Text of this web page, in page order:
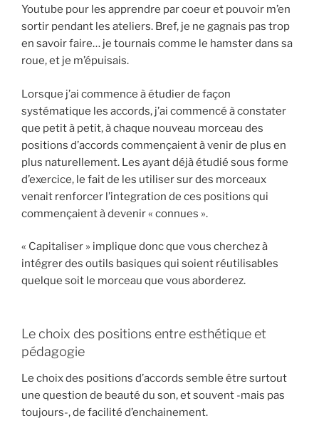
Youtube pour les apprendre par coeur et pouvoir m’en
sortir pendant les ateliers. Bref, je ne gagnais pas trop
en savoir faire… je tournais comme le hamster dans sa
roue, et je m’épuisais.
Lorsque j’ai commence à étudier de façon
systématique les accords, j’ai commencé à constater
que petit à petit, à chaque nouveau morceau des
positions d’accords commençaient à venir de plus en
plus naturellement. Les ayant déjà étudié sous forme
d’exercice, le fait de les utiliser sur des morceaux
venait renforcer l’integration de ces positions qui
commençaient à devenir « connues ».
« Capitaliser » implique donc que vous cherchez à
intégrer des outils basiques qui soient réutilisables
quelque soit le morceau que vous aborderez.
Le choix des positions entre esthétique et
pédagogie
Le choix des positions d’accords semble être surtout
une question de beauté du son, et souvent -mais pas
toujours-, de facilité d’enchainement.